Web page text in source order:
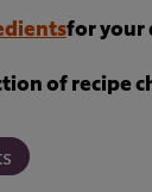
for your
of recipe